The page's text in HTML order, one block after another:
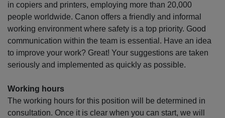
in copiers and printers, employing more than 20,000
people worldwide. Canon offers a friendly and informal
working environment where safety is a top priority. Good
communication within the team is essential. Have an idea
to improve your work? Great! Your suggestions are taken
seriously and implemented as quickly as possible.
Working hours
The working hours for this position will be determined in
consultation. Once it is clear when you can start, we will